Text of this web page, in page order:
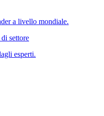
a livello mondiale.
settore
esperti.